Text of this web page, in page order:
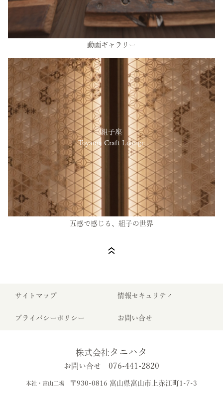
動画ギャラリー
組子座
Toyama Craft Lounge
五感で感じる、組子の世界
サイトマップ 情報セキュリティ
プライバシーポリシー お問い合せ
株式会社 タニハタ
お問い合せ 076-441-2820
本社・富山工場 〒930-0816 富山県富山市上赤江町1-7-3